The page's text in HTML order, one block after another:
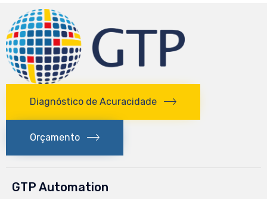
Diagnóstico de Acuracidade
Orçamento
GTP Automation